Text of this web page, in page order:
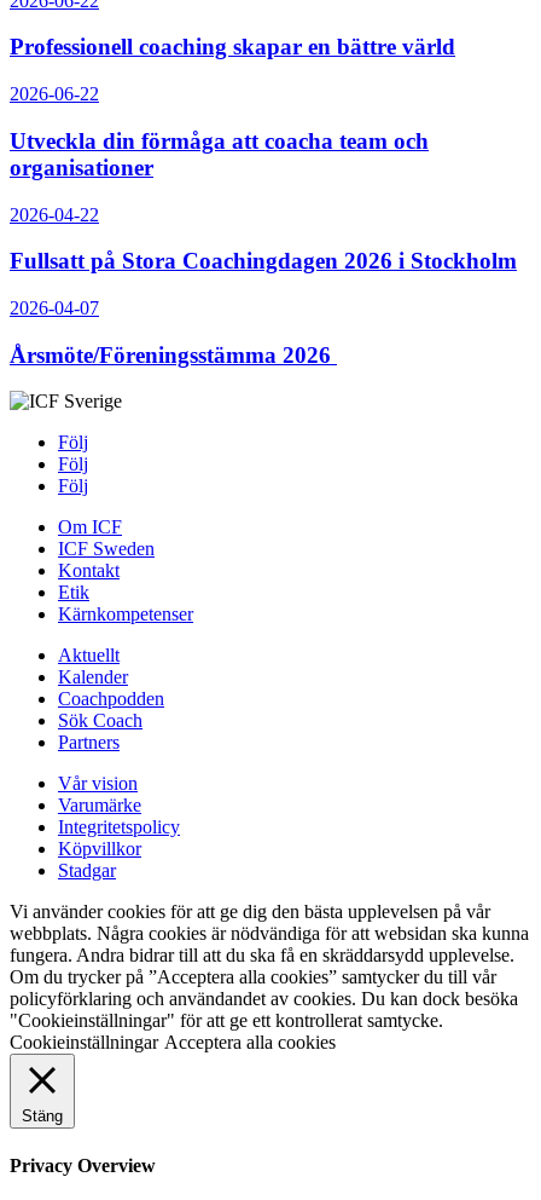
Professionell coaching skapar en bättre värld
2026-06-22
Utveckla din förmåga att coacha team och
organisationer
2026-04-22
Fullsatt på Stora Coachingdagen 2026 i Stockholm
2026-04-07
Årsmöte/Föreningsstämma 2026
Följ
Följ
Följ
Om ICF
ICF Sweden
Kontakt
Etik
Kärnkompetenser
Aktuellt
Kalender
Coachpodden
Sök Coach
Partners
Vår vision
Varumärke
Integritetspolicy
Köpvillkor
Stadgar
Vi använder cookies för att ge dig den bästa upplevelsen på vår
webbplats. Några cookies är nödvändiga för att websidan ska kunna
fungera. Andra bidrar till att du ska få en skräddarsydd upplevelse.
Om du trycker på ”Acceptera alla cookies” samtycker du till vår
policyförklaring och användandet av cookies. Du kan dock besöka
"Cookieinställningar" för att ge ett kontrollerat samtycke.
Cookieinställningar Acceptera alla cookies
Stäng
Privacy Overview